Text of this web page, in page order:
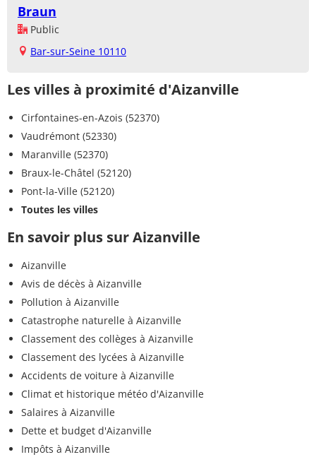
Braun
Public
Bar-sur-Seine 10110
Les villes à proximité d'Aizanville
Cirfontaines-en-Azois (52370)
Vaudrémont (52330)
Maranville (52370)
Braux-le-Châtel (52120)
Pont-la-Ville (52120)
Toutes les villes
En savoir plus sur Aizanville
Aizanville
Avis de décès à Aizanville
Pollution à Aizanville
Catastrophe naturelle à Aizanville
Classement des collèges à Aizanville
Classement des lycées à Aizanville
Accidents de voiture à Aizanville
Climat et historique météo d'Aizanville
Salaires à Aizanville
Dette et budget d'Aizanville
Impôts à Aizanville